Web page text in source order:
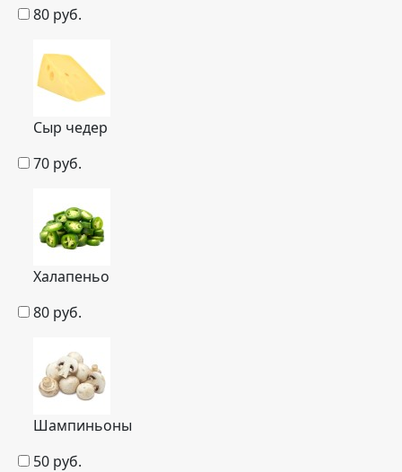
80 руб.
Сыр чедер
70 руб.
Халапеньо
80 руб.
Шампиньоны
50 руб.